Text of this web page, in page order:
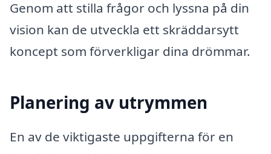
Genom att stilla frågor och lyssna på din
vision kan de utveckla ett skräddarsytt
koncept som förverkligar dina drömmar.
Planering av utrymmen
En av de viktigaste uppgifterna för en